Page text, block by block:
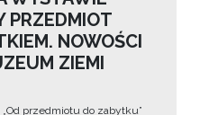
PRZEDMIOT
NOWOŚCI
ZIEMI
przedmiotu do zabytku”